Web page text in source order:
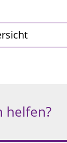
helfen?